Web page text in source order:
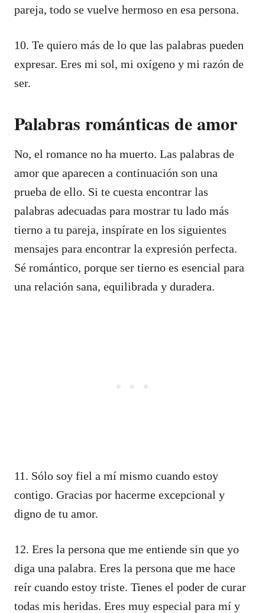
pareja, todo se vuelve hermoso en esa persona.
10. Te quiero más de lo que las palabras pueden
expresar. Eres mi sol, mi oxígeno y mi razón de
ser.
Palabras románticas de amor
No, el romance no ha muerto. Las palabras de
amor que aparecen a continuación son una
prueba de ello. Si te cuesta encontrar las
palabras adecuadas para mostrar tu lado más
tierno a tu pareja, inspírate en los siguientes
mensajes para encontrar la expresión perfecta.
Sé romántico, porque ser tierno es esencial para
una relación sana, equilibrada y duradera.
11. Sólo soy fiel a mí mismo cuando estoy
contigo. Gracias por hacerme excepcional y
digno de tu amor.
12. Eres la persona que me entiende sin que yo
diga una palabra. Eres la persona que me hace
reír cuando estoy triste. Tienes el poder de curar
todas mis heridas. Eres muy especial para mí y